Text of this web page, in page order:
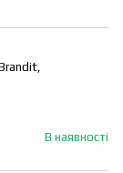
В наявності